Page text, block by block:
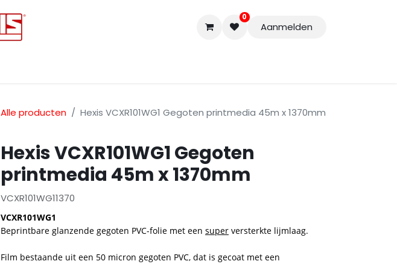
0
Aanmelden
Alle producten Hexis VCXR101WG1 Gegoten printmedia 45m x 1370mm
Hexis VCXR101WG1 Gegoten
printmedia 45m x 1370mm
VCXR101WG11370
VCXR101WG1
Beprintbare glanzende gegoten PVC-folie met een super versterkte lijmlaag.
Film bestaande uit een 50 micron gegoten PVC, dat is gecoat met een